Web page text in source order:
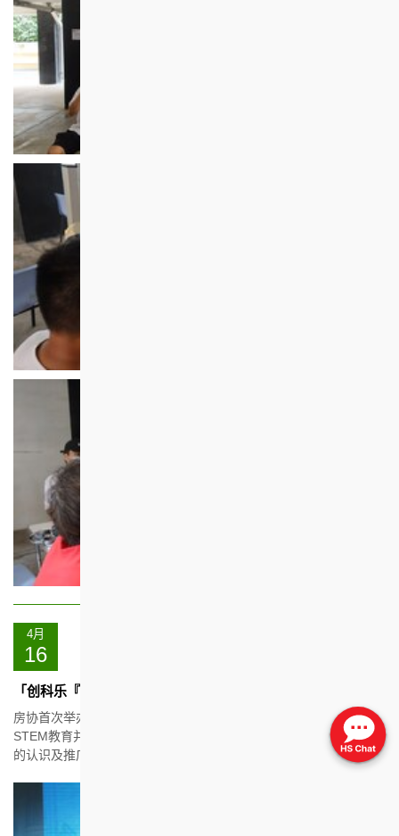
4月
16
「创科乐『耆』中」乐龄科技设计比赛 2020/21颁奖礼
房协首次举办名为「创科乐『耆』中」的乐龄科技设计比赛，支持
STEM教育并鼓励年轻人构思适合长者的产品，提高大众对乐龄科技
的认识及推广长幼共融的理念。